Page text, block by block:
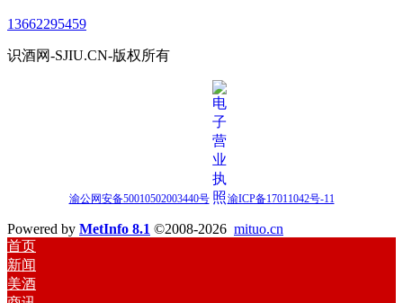
13662295459
识酒网-SJIU.CN-版权所有
渝公网安备50010502003440号 渝ICP备17011042号-11
Powered by MetInfo 8.1 ©2008-2026 mituo.cn
首页
新闻
美酒